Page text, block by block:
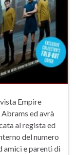
Empire
ed avrà
al regista ed
del numero
amici e parenti di